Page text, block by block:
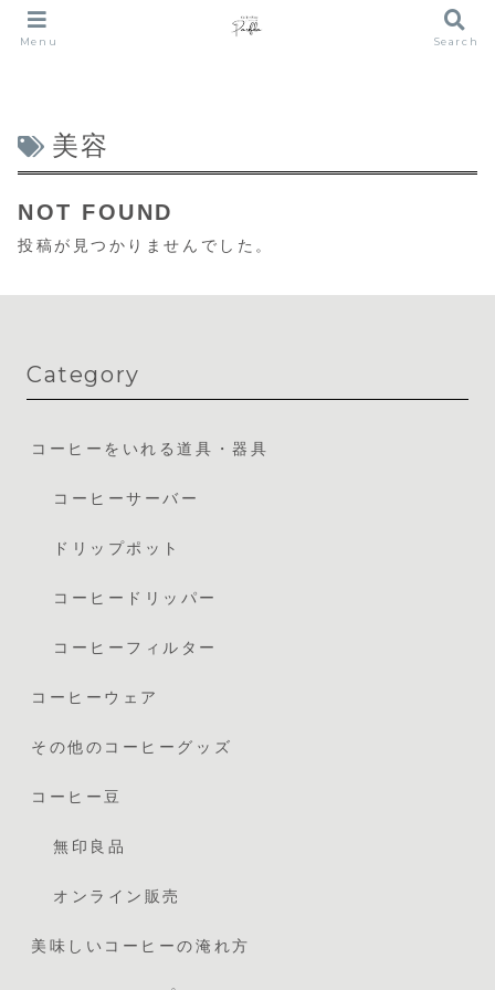
美容
NOT FOUND
投稿が見つかりませんでした。
Category
コーヒーをいれる道具・器具
コーヒーサーバー
ドリップポット
コーヒードリッパー
コーヒーフィルター
コーヒーウェア
その他のコーヒーグッズ
コーヒー豆
無印良品
オンライン販売
美味しいコーヒーの淹れ方
Menu Search